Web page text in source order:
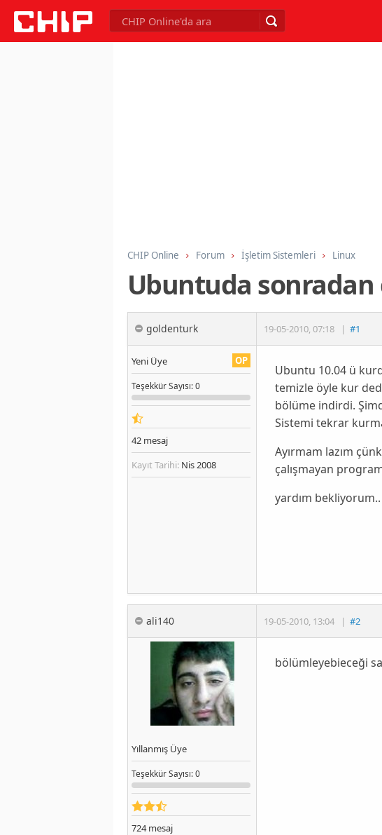
CHIP Online Forum İşletim Sistemleri Linux
Ubuntuda sonradan
goldenturk 19-05-2010,07:18 | #1
OP
Yeni Üye
TeşekkürSayısı: 0
42 mesaj
Kayıt Tarihi: Nis 2008
Ubuntu 10.04 ü
temizle öyle kur
bölüme indirdi.
Sistemi tekrar
Ayırmam lazım
çalışmayan
yardım bekliyorum..
ali140 19-05-2010, 13:04 | #2
Yıllanmış Üye
TeşekkürSayısı: 0
724mesaj
bölümleyebieceği